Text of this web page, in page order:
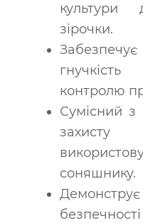
культури
зірочки.
контролю
Сумісний
соняшнику.
безпечності